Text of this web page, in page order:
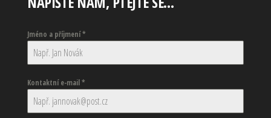
Jméno a příjmení*
Kontaktní e-mail*